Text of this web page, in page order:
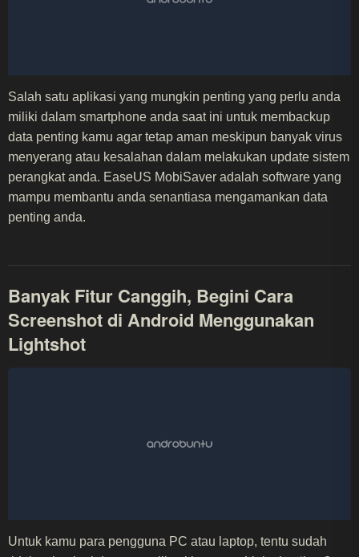
Salah satu aplikasi yang mungkin penting yang perlu anda
miliki dalam smartphone anda saat ini untuk membackup
data penting kamu agar tetap aman meskipun banyak virus
menyerang atau kesalahan dalam melakukan update sistem
perangkat anda. EaseUS MobiSaver adalah software yang
mampu membantu anda senantiasa mengamankan data
penting anda.
Banyak Fitur Canggih, Begini Cara
Screenshot di Android Menggunakan
Lightshot
Untuk kamu para pengguna PC atau laptop, tentu sudah